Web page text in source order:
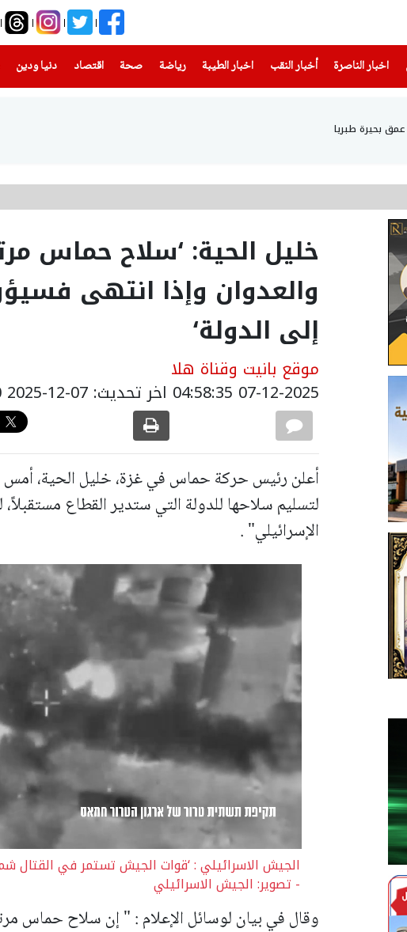
اخبار الناصرة
(current) أخبار النقب اخبار الطيبة(current) رياضة
(current) صحة(current) اقتصاد دنيا ودين
(current)
خليل الحية: ‘سلاح حماس
والعدوان وإذا انتهى
إلى الدولة‘
موقع بانيت وقناة هلا
07-12-2025 04:58:35 اخر تحديث: 07-12-2025 06:58:00
أعلن رئيس حركة حماس في غزة، خليل الحية،
لتسليم سلاحها للدولة التي ستدير القطاع
الإسرائيلي" .
الجيش الاسرائيلي : ‘قوات الجيش تستمر في القتال
- تصوير: الجيش الاسرائيلي
وقال في بيان لوسائل الإعلام : " إن سلاح حماس